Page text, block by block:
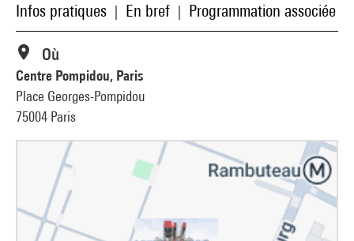
Infos pratiques En bref Programmation associée
Où
Centre Pompidou, Paris
Place Georges-Pompidou
75004 Paris